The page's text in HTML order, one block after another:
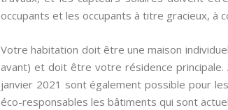
occupants et les occupants à titre gracieux, à
Votre habitation doit être une maison
avant) et doit être votre résidence
janvier 2021 sont également possible pour
éco-responsables les bâtiments qui sont